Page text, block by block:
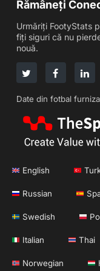
Rămâneți
Urmăriți FootyStats
fiți siguri că nu
nouă.
Date din fotbal
English
Russian
Swedish
Italian Thai
Norwegian